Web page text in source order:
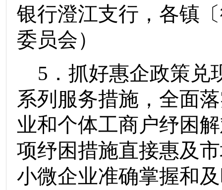
银行澄江支行 ， 各镇
委员会）
5 ．抓好惠企政策
系列服务措施，全面
业和个体工商户纾困
项纾困措施直接惠及
小微企业准确掌握和